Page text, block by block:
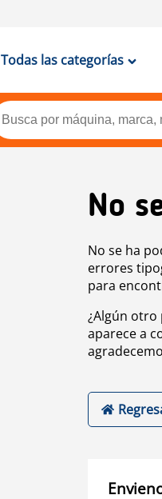
Todas las categorías
No
No se ha
errores
para
¿Algún otro
aparece a